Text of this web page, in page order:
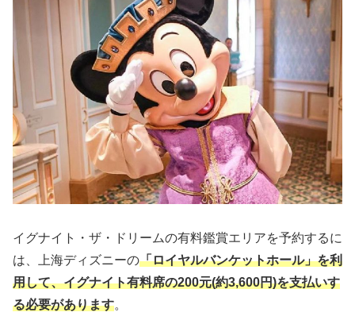
イグナイト・ザ・ドリームの有料鑑賞エリアを予約するに
は、上海ディズニーの「ロイヤルバンケットホール」を利
用して、イグナイト有料席の200元(約3,600円)を支払いす
る必要があります。